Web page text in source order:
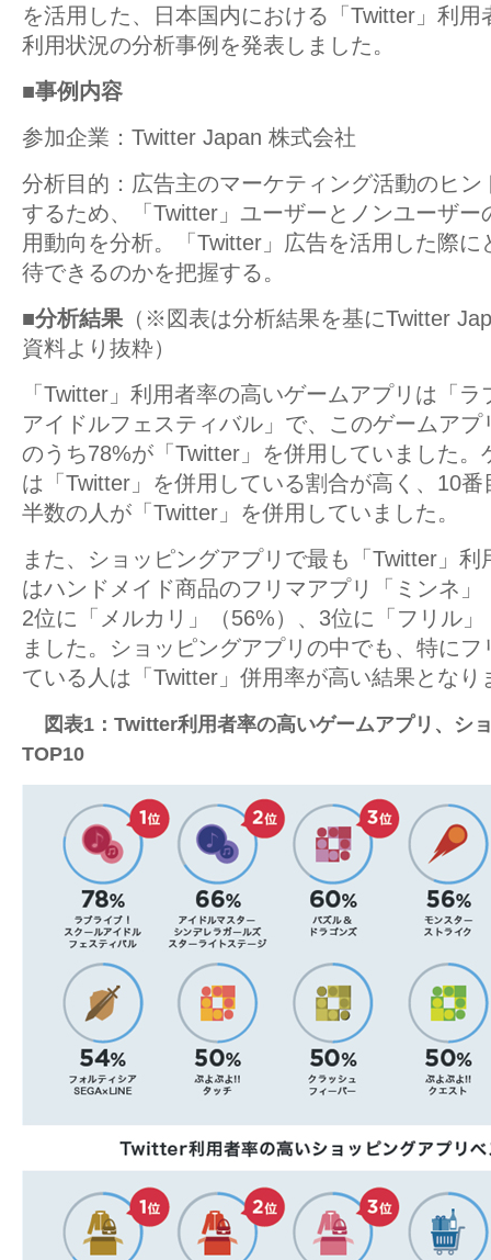
を活用した、日本国内における「Twitter」利用
利用状況の分析事例を発表しました。
■事例内容
参加企業：Twitter Japan 株式会社
分析目的：広告主のマーケティング活動のヒン
するため、「Twitter」ユーザーとノンユーザー
用動向を分析。「Twitter」広告を活用した際に
待できるのかを把握する。
■分析結果 （※図表は分析結果を基にTwitter
資料より抜粋）
「Twitter」利用者率の高いゲームアプリは「
アイドルフェスティバル」で、このゲームア
のうち78%が「Twitter」を併用していました。
は「Twitter」を併用している割合が高く、10
半数の人が「Twitter」を併用していました。
また、ショッピングアプリで最も「Twitter」
はハンドメイド商品のフリマアプリ「ミンネ
2位に「メルカリ」（56%）、3位に「フリル
ました。ショッピングアプリの中でも、特に
ている人は「Twitter」併用率が高い結果となり
図表1：Twitter利用者率の高いゲームアプリ、
TOP10